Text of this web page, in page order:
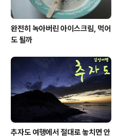
완전히 녹아버린 아이스크림, 먹어
도 될까
추자도 여행에서 절대로 놓치면 안